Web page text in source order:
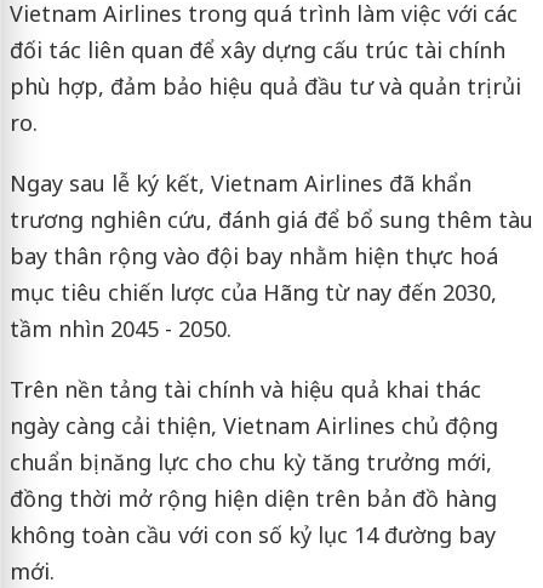
Vietnam Airlines trong quá trình làm việc với các
đối tác liên quan để xây dựng cấu trúc tài chính
phù hợp, đảm bảo hiệu quả đầu tư và quản trị rủi
ro.
Ngay sau lễ ký kết, Vietnam Airlines đã khẩn
trương nghiên cứu, đánh giá để bổ sung thêm tàu
bay thân rộng vào đội bay nhằm hiện thực hoá
mục tiêu chiến lược của Hãng từ nay đến 2030,
tầm nhìn 2045 - 2050.
Trên nền tảng tài chính và hiệu quả khai thác
ngày càng cải thiện, Vietnam Airlines chủ động
chuẩn bị năng lực cho chu kỳ tăng trưởng mới,
đồng thời mở rộng hiện diện trên bản đồ hàng
không toàn cầu với con số kỷ lục 14 đường bay
mới.